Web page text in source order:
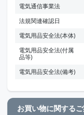
電気通信事業法
法規関連確認日
電気用品安全法(本体)
電気用品安全法(付属
品等)
電気用品安全法(備考)
お買い物に関する